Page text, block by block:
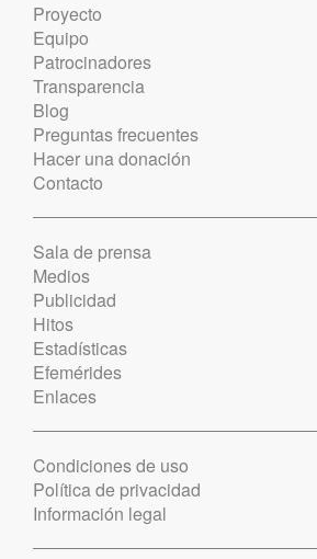
Proyecto
Equipo
Patrocinadores
Transparencia
Blog
Preguntas frecuentes
Hacer una donación
Contacto
Sala de prensa
Medios
Publicidad
Hitos
Estadísticas
Efemérides
Enlaces
Condiciones de uso
Política de privacidad
Información legal